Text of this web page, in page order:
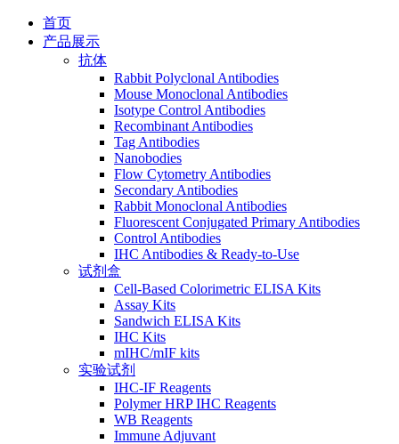
首页
产品展示
抗体
Rabbit Polyclonal Antibodies
Mouse Monoclonal Antibodies
Isotype Control Antibodies
Recombinant Antibodies
Tag Antibodies
Nanobodies
Flow Cytometry Antibodies
Secondary Antibodies
Rabbit Monoclonal Antibodies
Fluorescent Conjugated Primary Antibodies
Control Antibodies
IHC Antibodies & Ready-to-Use
试剂盒
Cell-Based Colorimetric ELISA Kits
Assay Kits
Sandwich ELISA Kits
IHC Kits
mIHC/mIF kits
实验试剂
IHC-IF Reagents
Polymer HRP IHC Reagents
WB Reagents
Immune Adjuvant